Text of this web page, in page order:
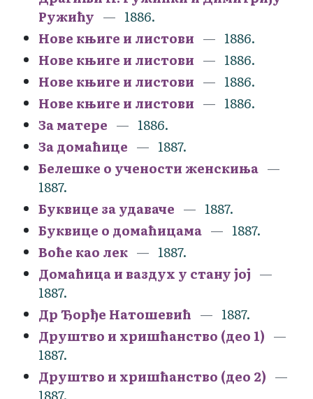
Ружићу
1886.
Нове књиге и листови
1886.
Нове књиге и листови
1886.
Нове књиге и листови
1886.
Нове књиге и листови
1886.
За матере
1886.
За домаћице
1887.
Белешке о учености женскиња
1887.
Буквице за удаваче
1887.
Буквице о домаћицама
1887.
Воће као лек
1887.
Домаћица и ваздух у стану јој
1887.
Др Ђорђе Натошевић
1887.
Друштво и хришћанство (део 1)
1887.
Друштво и хришћанство (део 2)
1887.